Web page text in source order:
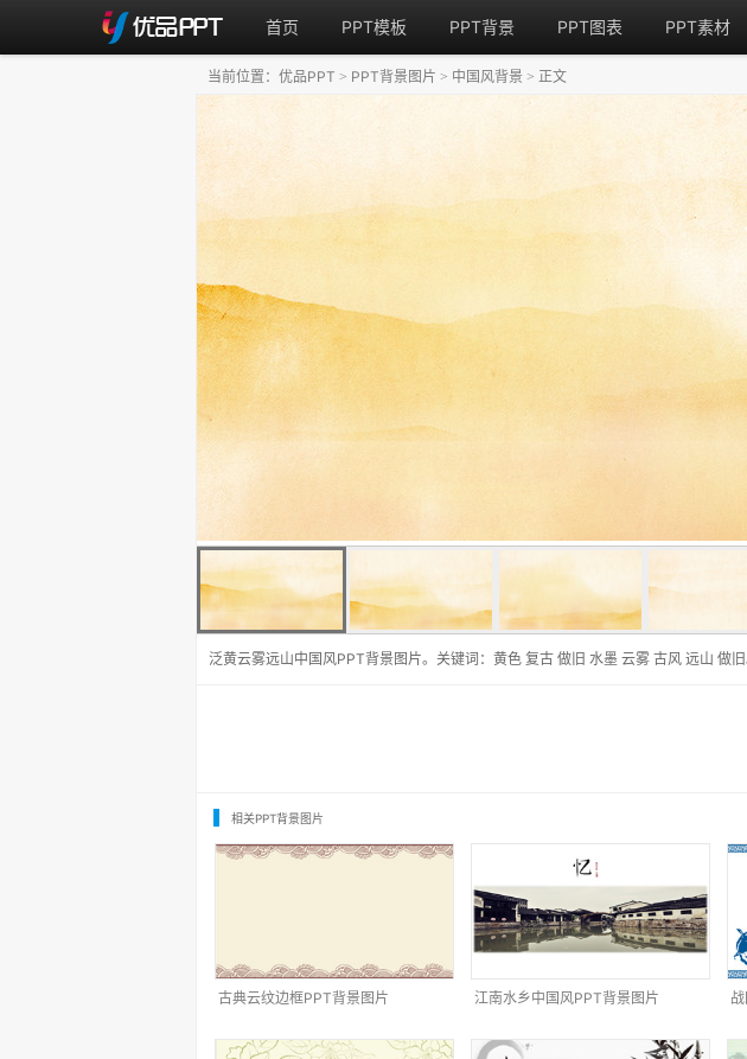
首页 PPT模板 PPT背景 PPT图表 PPT素材
泛黄云雾远山中国风PPT背景图片。关键词：黄色 复古 做旧 水墨 云雾 古风 远山 做旧
当前位置： 优品PPT > PPT背景图片 > 中国风背景 > 正文
相关PPT背景图片
古典云纹边框PPT背景图片 江南水乡中国风PPT背景图片